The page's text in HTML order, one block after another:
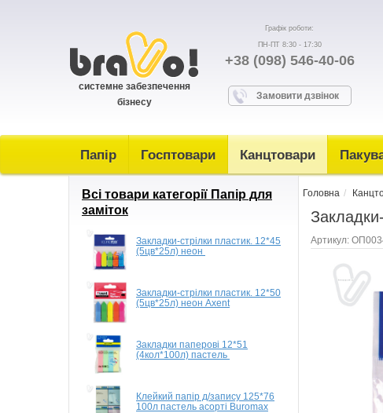
системне забезпечення
бізнесу
Графік роботи:
ПН-ПТ 8:30 - 17:30
+38 (098) 546-40-06
Замовити дзвінок
Папір Госптовари Канцтовари
Всі товари категорії Папір для
заміток
Закладки-стрілки пластик. 12*45
(5цв*25л) неон
Закладки-стрілки пластик. 12*50
(5цв*25л) неон Axent
Закладки паперові 12*51
(4кол*100л) пастель
Клейкий папір д/запису 125*76
100л пастель асорті Buromax
Головна
Артикул: